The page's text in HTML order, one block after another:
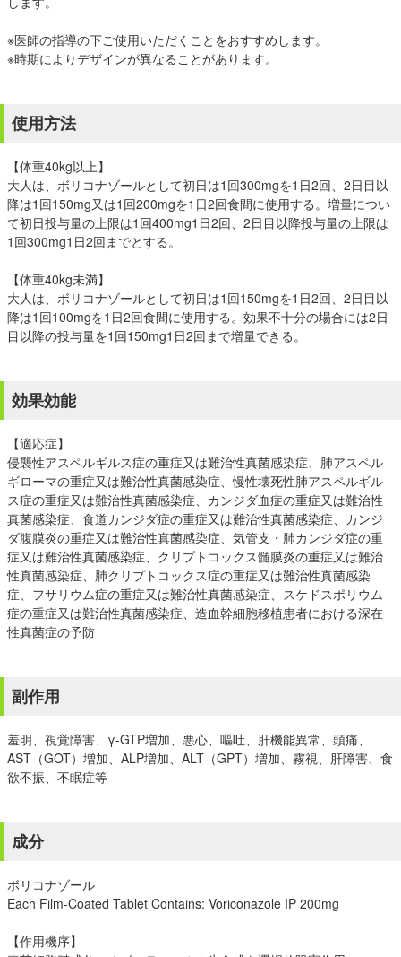
※医師の指導の下ご使用いただくことをおすすめします。
※時期によりデザインが異なることがあります。
使用方法
【体重40kg以上】
大人は、ボリコナゾールとして初日は1回300mgを1日2回、2日目以
降は1回150mg又は1回200mgを1日2回食間に使用する。増量につい
て初日投与量の上限は1回400mg1日2回、2日目以降投与量の上限は
1回300mg1日2回までとする。
【体重40kg未満】
大人は、ボリコナゾールとして初日は1回150mgを1日2回、2日目以
降は1回100mgを1日2回食間に使用する。効果不十分の場合には2日
目以降の投与量を1回150mg1日2回まで増量できる。
効果効能
【適応症】
侵襲性アスペルギルス症の重症又は難治性真菌感染症、肺アスペル
ギローマの重症又は難治性真菌感染症、慢性壊死性肺アスペルギル
ス症の重症又は難治性真菌感染症、カンジダ血症の重症又は難治性
真菌感染症、食道カンジダ症の重症又は難治性真菌感染症、カンジ
ダ腹膜炎の重症又は難治性真菌感染症、気管支・肺カンジダ症の重
症又は難治性真菌感染症、クリプトコックス髄膜炎の重症又は難治
性真菌感染症、肺クリプトコックス症の重症又は難治性真菌感染
症、フサリウム症の重症又は難治性真菌感染症、スケドスポリウム
症の重症又は難治性真菌感染症、造血幹細胞移植患者における深在
性真菌症の予防
副作用
羞明、視覚障害、γ-GTP増加、悪心、嘔吐、肝機能異常、頭痛、
AST（GOT）増加、ALP増加、ALT（GPT）増加、霧視、肝障害、食
欲不振、不眠症等
成分
ボリコナゾール
Each Film-Coated Tablet Contains: Voriconazole IP 200mg
【作用機序】